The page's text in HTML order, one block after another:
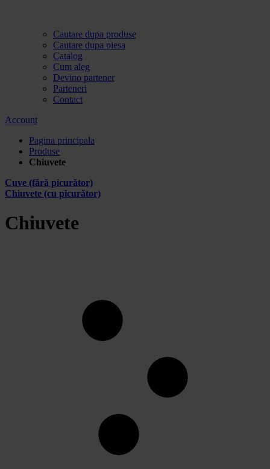
Cautare dupa produse
Cautare dupa piesa
Catalog
Cum aleg
Devino partener
Parteneri
Contact
Account
Pagina principala
Produse
Chiuvete
Cuve (fără picurător)
Chiuvete (cu picurător)
Chiuvete